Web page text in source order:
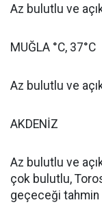
Az bulutlu ve
MUĞLA °C, 37°C
Az bulutlu ve
AKDENİZ
Az bulutlu ve
çok bulutlu,
geçeceği tahmin